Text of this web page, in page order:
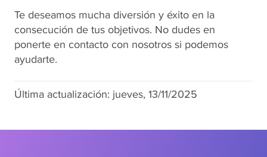
Te deseamos mucha diversión y éxito en la
consecución de tus objetivos. No dudes en
ponerte en contacto con nosotros si podemos
ayudarte.
Última actualización: jueves, 13/11/2025